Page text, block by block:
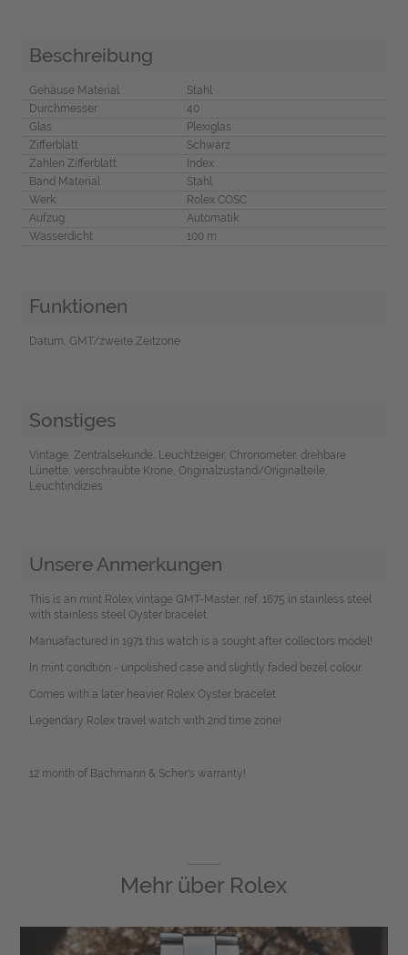
Beschreibung
Gehäuse Material
Stahl
Durchmesser
40
Glas
Plexiglas
Zifferblatt
Schwarz
Zahlen Zifferblatt
Index
Band Material
Stahl
Werk
Rolex COSC
Aufzug
Automatik
Wasserdicht
100 m
Funktionen
Datum, GMT/zweite Zeitzone
Sonstiges
Vintage, Zentralsekunde, Leuchtzeiger, Chronometer, drehbare
Lünette, verschraubte Krone, Originalzustand/Originalteile,
Leuchtindizies
Unsere Anmerkungen
This is an mint Rolex vintage GMT-Master, ref. 1675 in stainless steel
with stainless steel Oyster bracelet.
Manuafactured in 1971 this watch is a sought after collectors model!
In mint condtion - unpolished case and slightly faded bezel colour.
Comes with a later heavier Rolex Oyster bracelet.
Legendary Rolex travel watch with 2nd time zone!
12 month of Bachmann & Scher's warranty!
Mehr über Rolex